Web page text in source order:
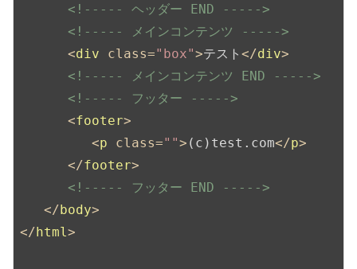
<!----- ヘッダー END ----->
<!----- メインコンテンツ ----->
<div class="box">テスト </div>
<!----- メインコンテンツ END ----->
<!----- フッター ----->
<footer>
<p class=""> (c)test.com</p>
</footer>
<!----- フッター END ----->
</body>
</html>